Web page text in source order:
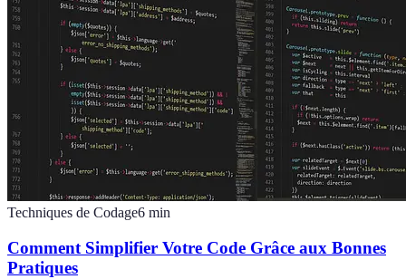
Techniques de Codage6 min
Comment Simplifier Votre Code Grâce aux Bonnes
Pratiques